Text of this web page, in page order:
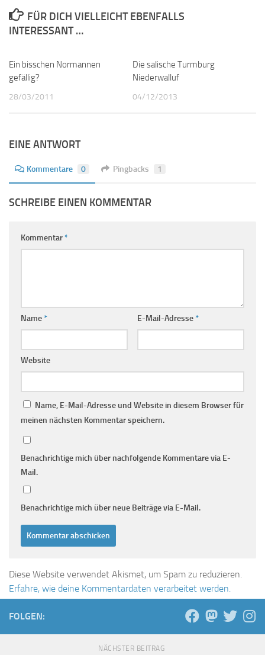
FÜR DICH VIELLEICHT EBENFALLS
INTERESSANT …
Ein bisschen Normannen
gefällig?
28/03/2011
Die salische Turmburg
Niederwalluf
04/12/2013
EINE ANTWORT
Kommentare 0 Pingbacks 1
SCHREIBE EINEN KOMMENTAR
Kommentar*
Name* E-Mail-Adresse*
Website
Name, E-Mail-Adresse und Website in diesem Browser für
meinen nächsten Kommentar speichern.
Benachrichtige mich über nachfolgende Kommentare via E-
Mail.
Benachrichtige mich über neue Beiträge via E-Mail.
Diese Website verwendet Akismet, um Spam zu reduzieren.
Erfahre, wie deine Kommentardaten verarbeitet werden.
FOLGEN:
NÄCHSTER BEITRAG